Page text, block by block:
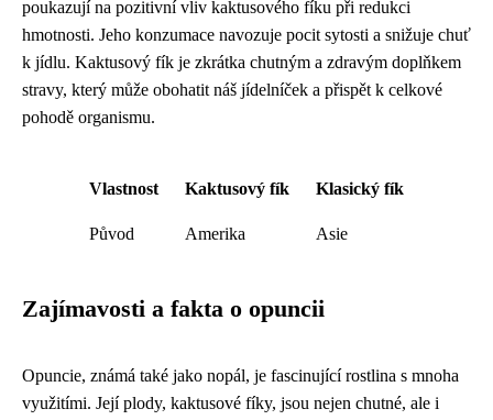
poukazují na pozitivní vliv kaktusového fíku při redukci
hmotnosti. Jeho konzumace navozuje pocit sytosti a snižuje chuť
k jídlu. Kaktusový fík je zkrátka chutným a zdravým doplňkem
stravy, který může obohatit náš jídelníček a přispět k celkové
pohodě organismu.
Vlastnost Kaktusový fík Klasický fík
Původ Amerika Asie
Zajímavosti a fakta o opuncii
Opuncie, známá také jako nopál, je fascinující rostlina s mnoha
využitími. Její plody, kaktusové fíky, jsou nejen chutné, ale i